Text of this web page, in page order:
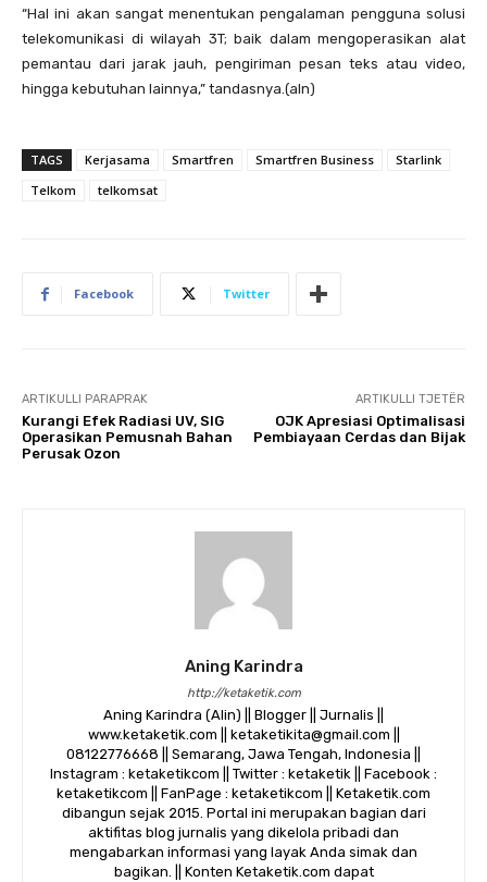
“Hal ini akan sangat menentukan pengalaman pengguna solusi
telekomunikasi di wilayah 3T; baik dalam mengoperasikan alat
pemantau dari jarak jauh, pengiriman pesan teks atau video,
hingga kebutuhan lainnya,” tandasnya.(aln)
TAGS Kerjasama Smartfren Smartfren Business
Starlink
Telkom
telkomsat
Facebook Twitter
ARTIKULLI PARAPRAK
Kurangi Efek Radiasi UV, SIG
Operasikan Pemusnah Bahan
Perusak Ozon
ARTIKULLI TJETËR
OJK Apresiasi Optimalisasi
Pembiayaan Cerdas dan Bijak
Aning Karindra
http://ketaketik.com
Aning Karindra (Alin) || Blogger || Jurnalis ||
www.ketaketik.com || ketaketikita@gmail.com ||
08122776668 || Semarang, Jawa Tengah, Indonesia ||
Instagram : ketaketikcom || Twitter : ketaketik || Facebook :
ketaketikcom || FanPage : ketaketikcom || Ketaketik.com
dibangun sejak 2015. Portal ini merupakan bagian dari
aktifitas blog jurnalis yang dikelola pribadi dan
mengabarkan informasi yang layak Anda simak dan
bagikan. || Konten Ketaketik.com dapat